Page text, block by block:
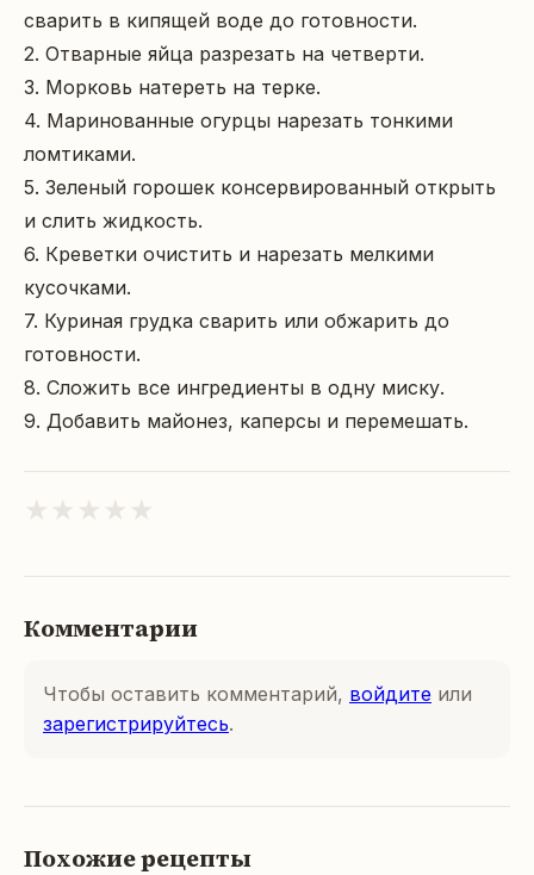
сварить в кипящей воде до готовности.
2. Отварные яйца разрезать на четверти.
3. Морковь натереть на терке.
4. Маринованные огурцы нарезать тонкими
ломтиками.
5. Зеленый горошек консервированный открыть
и слить жидкость.
6. Креветки очистить и нарезать мелкими
кусочками.
7. Куриная грудка сварить или обжарить до
готовности.
8. Сложить все ингредиенты в одну миску.
9. Добавить майонез, каперсы и перемешать.
★ ★ ★ ★ ★
Комментарии
Чтобы оставить комментарий, войдите или
зарегистрируйтесь.
Похожие рецепты